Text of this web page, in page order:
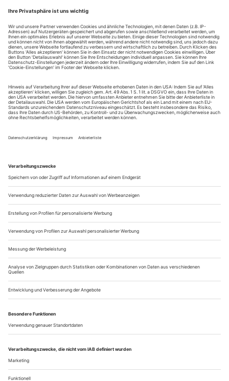
Augsburg Theater«Moving», Kammerballettabend von Peter
Chu. brechtbühne im Gaswerk, 1., 9. Okt. Premiere «Godani
– Goecke – Fernando»: «Metamorphers» von Jacopo Godani
zu Musik von Béla Bartók, «Le Spectre de la Rose» von
1911,...
Impressum 10/22
tanz. Zeitschrift für Ballett, Tanz und Performance
Herausgeber Der Theaterverlag – Friedrich Berlin
Redaktion
Weickmann (Leitung)
Nestorstraße 8-9, 10709 Berlin Tel. +49-30-254495-20, Fax
-12 redaktion@tanz-zeitschrift.de www.tanz-zeitschrift.de
Bildredaktion
Marina Dafova, Sofie Goblirsch
Art direction...
Tanz im Netz
Alt und jung
David Orlowsky, man kennt Sie als Konzert-Klarinettisten. Ein
halbes Leben lang sind Sie mit Ihrem Trio durch die Lande getourt
und haben sich für die Klezmer-Musik stark gemacht. Ihr jüngstes
Album, eingespielt mit dem Lautenisten David Bergmüller, nennt
sich «Alter Ego». Begleitend finden sich dazu auf You-Tube drei
Tanz-Videos. Ihre erste Begegnung mit dem Tanz?